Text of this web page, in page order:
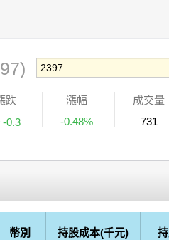
跌
-0.3
漲幅
-0.48%
成交量
731
幣別 持股成本(千元)